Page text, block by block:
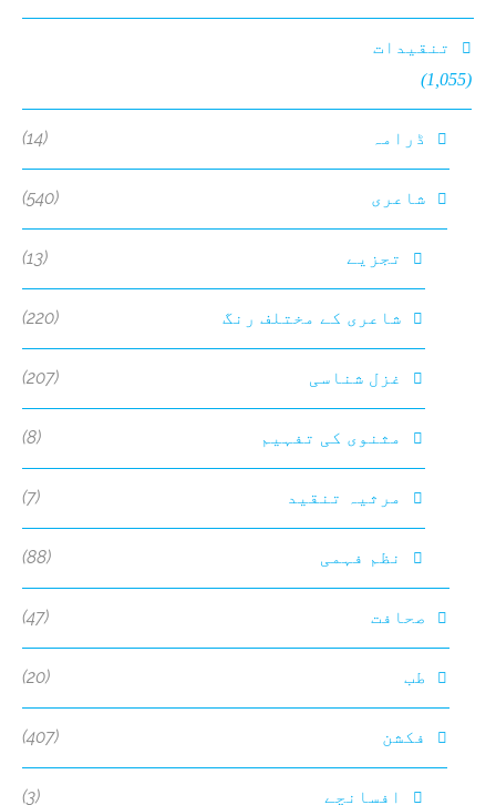
تنقیدات
(1,055)
ڈرامہ (14)
شاعری (540)
تجزیے (13)
شاعری کے مختلف رنگ (220)
غزل شناسی (207)
مثنوی کی تفہیم (8)
مرثیہ تنقید (7)
نظم فہمی (88)
صحافت (47)
طب (20)
فکشن (407)
افسانچے (3)